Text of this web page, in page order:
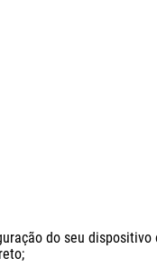
do seu dispositivo